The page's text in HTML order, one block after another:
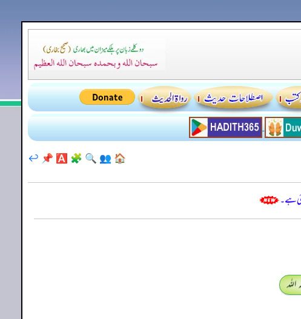
🏠
👥
🔍
🧩
🅰️
📌
↩️
ہے۔